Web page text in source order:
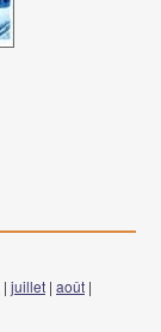
| juillet | août |